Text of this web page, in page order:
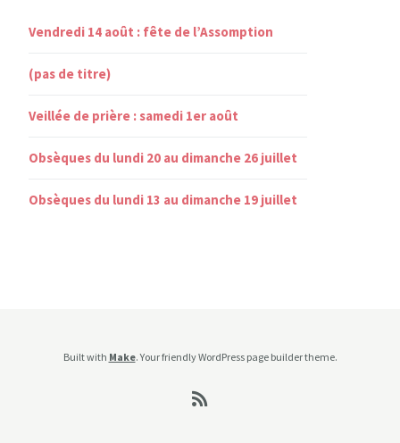
Vendredi 14 août : fête de l’Assomption
(pas de titre)
Veillée de prière : samedi 1er août
Obsèques du lundi 20 au dimanche 26 juillet
Obsèques du lundi 13 au dimanche 19 juillet
Built with Make. Your friendly WordPress page builder theme.